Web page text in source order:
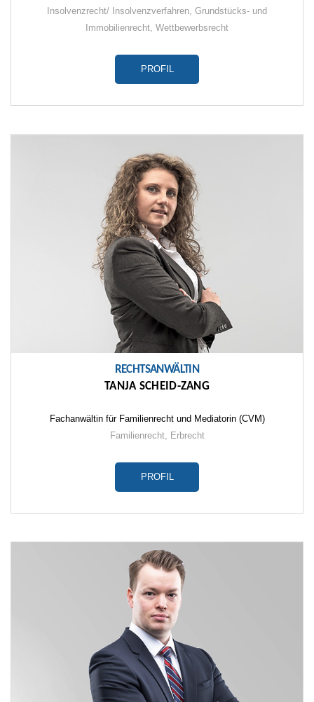
Insolvenzrecht/ Insolvenzverfahren, Grundstücks- und
Immobilienrecht, Wettbewerbsrecht
PROFIL
RECHTSANWÄLTIN
TANJA SCHEID-ZANG
Fachanwältin für Familienrecht und Mediatorin (CVM)
Familienrecht, Erbrecht
PROFIL